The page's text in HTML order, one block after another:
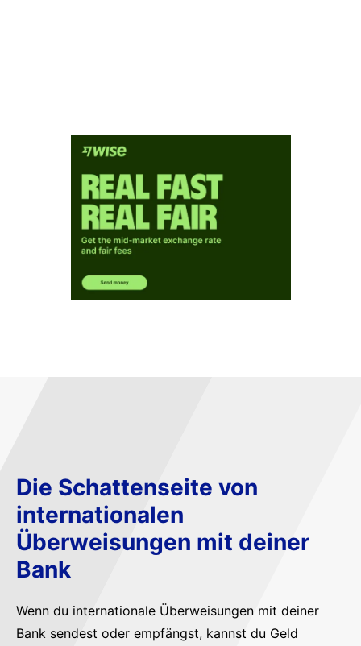
Die Schattenseite von
internationalen
Überweisungen mit deiner
Bank
Wenn du internationale Überweisungen mit deiner
Bank sendest oder empfängst, kannst du Geld